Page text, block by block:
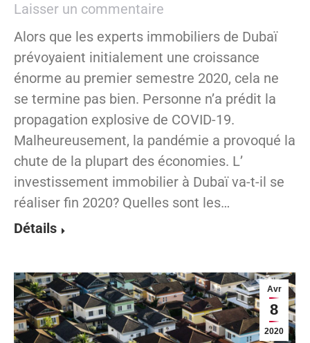
Laisser un commentaire
Alors que les experts immobiliers de Dubaï
prévoyaient initialement une croissance
énorme au premier semestre 2020, cela ne
se termine pas bien. Personne n’a prédit la
propagation explosive de COVID-19.
Malheureusement, la pandémie a provoqué la
chute de la plupart des économies. L’
investissement immobilier à Dubaï va-t-il se
réaliser fin 2020? Quelles sont les…
Détails
Avr
8
2020